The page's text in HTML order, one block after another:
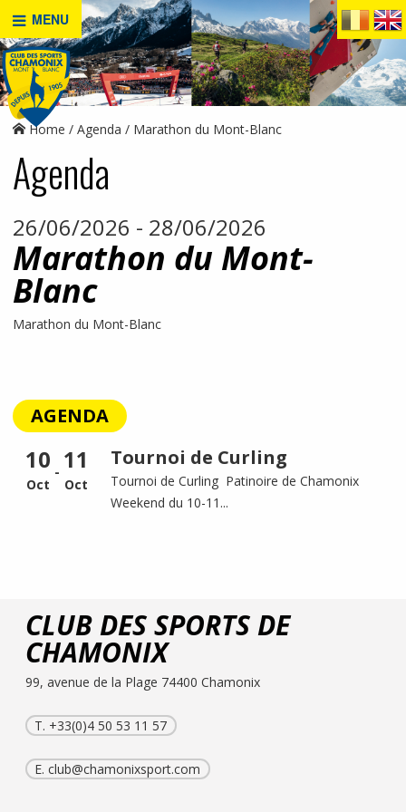
MENU
Home Agenda Marathon du Mont-Blanc
Agenda
26/06/2026 - 28/06/2026
Marathon du Mont-
Blanc
Marathon du Mont-Blanc
AGENDA
10
Oct
- 11
Oct
Tournoi de Curling
Tournoi de Curling Patinoire de Chamonix
Weekend du 10-11...
CLUB DES SPORTS DE
CHAMONIX
99, avenue de la Plage 74400 Chamonix
T. +33(0)4 50 53 11 57
E.club@chamonixsport.com